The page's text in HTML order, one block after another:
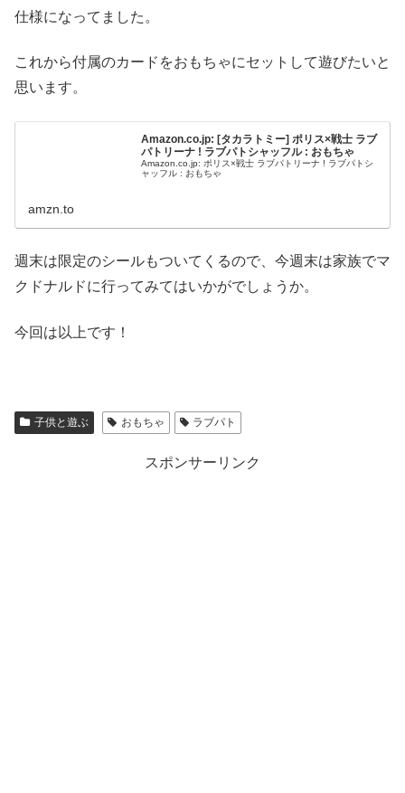
仕様になってました。
これから付属のカードをおもちゃにセットして遊びたいと
思います。
Amazon.co.jp: [タカラトミー] ポリス×戦士 ラブ
パトリーナ ! ラブパトシャッフル : おもちゃ
Amazon.co.jp: ポリス×戦士 ラブパトリーナ ! ラブパトシ
ャッフル : おもちゃ
amzn.to
週末は限定のシールもついてくるので、今週末は家族でマ
クドナルドに行ってみてはいかがでしょうか。
今回は以上です！
子供と遊ぶ おもちゃ ラブパト
スポンサーリンク